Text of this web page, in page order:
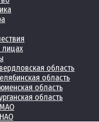
область
область
область
область